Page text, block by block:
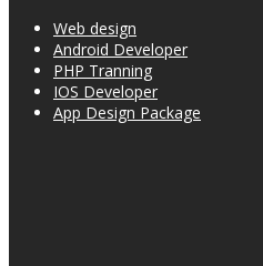
Web design
Android Developer
PHP Tranning
IOS Developer
App Design Package